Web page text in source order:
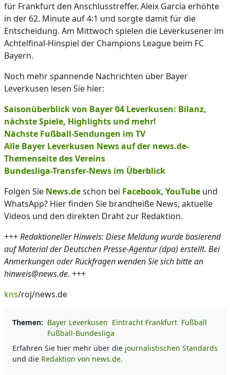
für Frankfurt den Anschlusstreffer. Aleix Garcia erhöhte
in der 62. Minute auf 4:1 und sorgte damit für die
Entscheidung. Am Mittwoch spielen die Leverkusener im
Achtelfinal-Hinspiel der Champions League beim FC
Bayern.
Noch mehr spannende Nachrichten über Bayer
Leverkusen lesen Sie hier:
Saisonüberblick von Bayer 04 Leverkusen: Bilanz,
nächste Spiele, Highlights und mehr!
Nächste Fußball-Sendungen im TV
Alle Bayer Leverkusen News auf der news.de-
Themenseite des Vereins
Bundesliga-Transfer-News im Überblick
Folgen Sie News.deschon bei Facebook, YouTube und
WhatsApp? Hier finden Sie brandheiße News, aktuelle
Videos und den direkten Draht zur Redaktion.
+++Redaktioneller Hinweis: Diese Meldung wurde basierend
auf Material der Deutschen Presse-Agentur (dpa) erstellt. Bei
Anmerkungen oder Rückfragen wenden Sie sich bitte an
hinweis@news.de. +++
kns/roj/news.de
Themen: Bayer Leverkusen Eintracht Frankfurt Fußball
Fußball-Bundesliga
Erfahren Sie hier mehr über die journalistischen Standards
und die Redaktion von news.de.